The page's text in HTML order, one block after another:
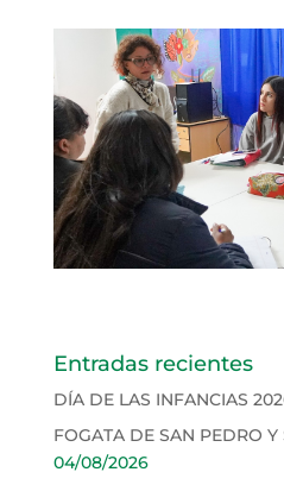
Entradas recientes
DÍA DE LAS INFANCIAS
FOGATA DE SAN PEDRO
04/08/2026